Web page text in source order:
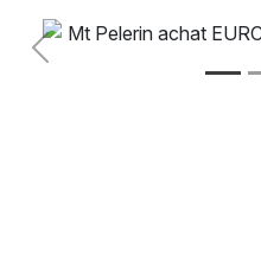
Précédent